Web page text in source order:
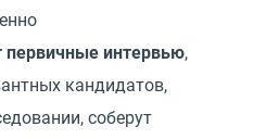
первичные интервью,
кандидатов,
соберут